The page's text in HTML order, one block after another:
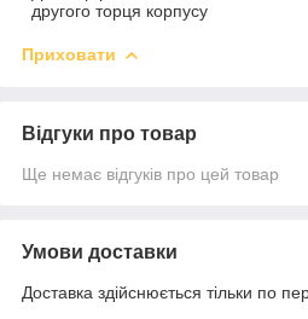
другого торця корпусу
Приховати
Відгуки про товар
Ще немає відгуків про цей товар
Умови доставки
Доставка здійснюється тільки по